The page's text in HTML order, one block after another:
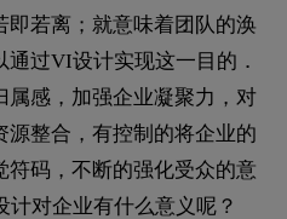
若离；就意味着团队的涣
过VI设计实现这一目的．
属感，加强企业凝聚力，对
整合，有控制的将企业的
码，不断的强化受众的意
对企业有什么意义呢？